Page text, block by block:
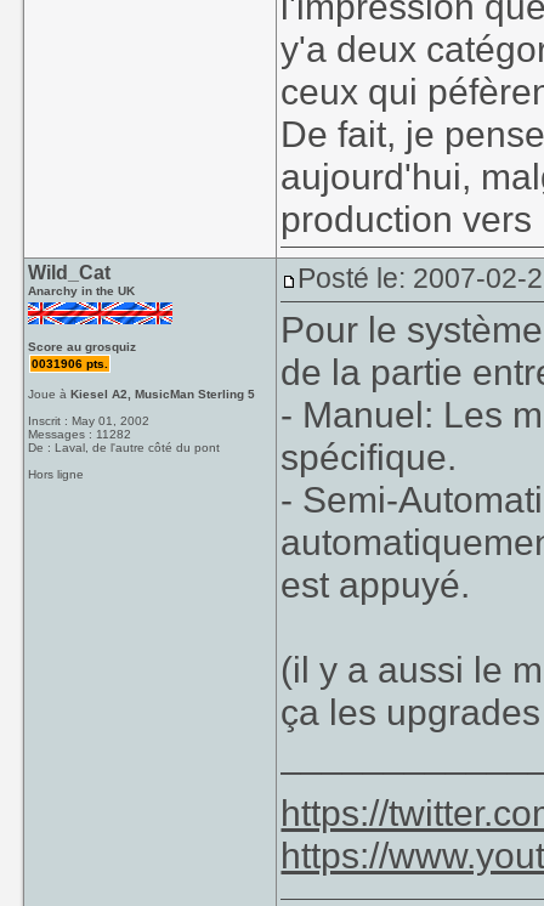
y'a deux
ceux qui
De fait, je
aujourd'hui,
production vers
Wild_Cat
Anarchy in the UK
Score au grosquiz
0031906 pts.
Joue àKiesel A2, MusicMan Sterling 5
Inscrit : May 01, 2002
Messages : 11282
De : Laval, de l'autre côté du pont
Hors ligne
Posté le: 2007-02-
Pour le
de la partie
- Manuel: Les
spécifique.
- Semi-
est appuyé.
(il y a aussi le
ça les
https://
https://